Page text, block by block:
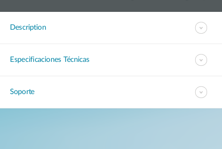
Description
Especificaciones Técnicas
Soporte